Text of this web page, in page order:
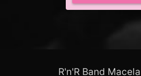
R'n'R Band